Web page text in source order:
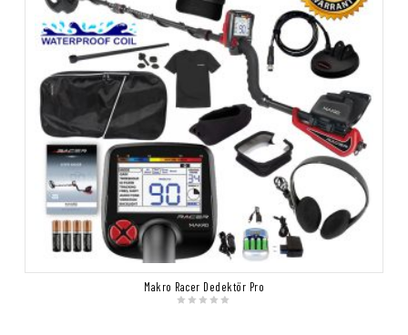
Makro Racer Dedektör Pro